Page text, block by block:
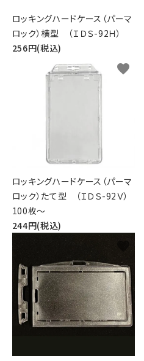
ロッキングハードケース（パーマ
ロック）横型 （ＩＤＳ-92Ｈ）
256円(税込)
ロッキングハードケース（パーマ
ロック）たて型 （ＩＤＳ-92Ｖ）
100枚～
244円(税込)
favorite
favorite